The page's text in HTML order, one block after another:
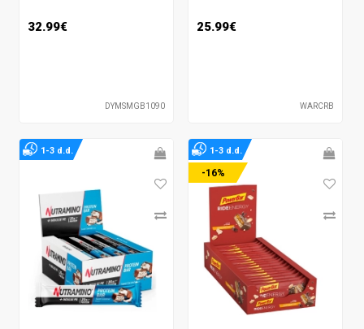
32.99€
DYMSMGB1090
25.99€
WARCRB
1-3 d.d.
-16%
1-3 d.d.